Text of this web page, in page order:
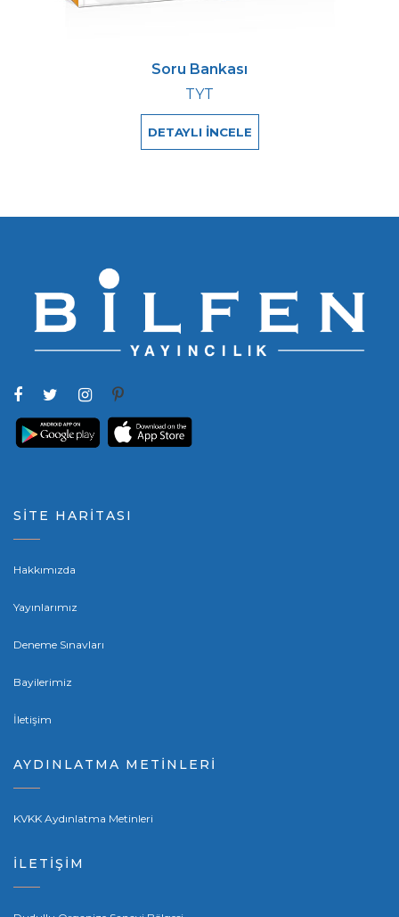
Soru Bankası
TYT
DETAYLI İNCELE
SİTE HARİTASI
Hakkımızda
Yayınlarımız
Deneme Sınavları
Bayilerimiz
İletişim
AYDINLATMA METİNLERİ
KVKK Aydınlatma Metinleri
İLETİŞİM